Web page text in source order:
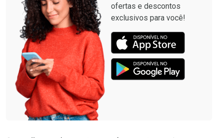
ofertas e descontos
exclusivos para você!